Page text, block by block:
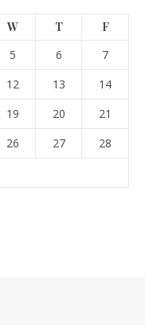
W T
F
5 6
7
12 13
14
19 20
21
26 27
28